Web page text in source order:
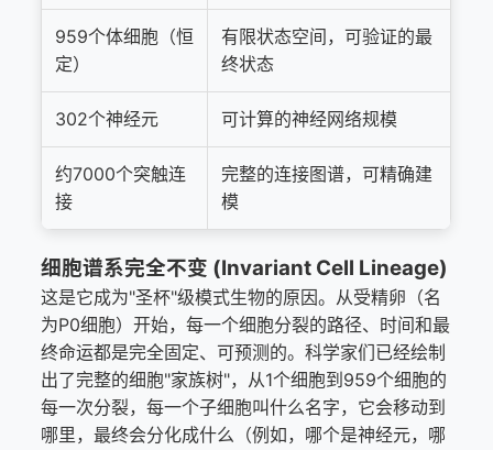
959个体细胞（恒
定）
有限状态空间，可验证的最
终状态
302个神经元 可计算的神经网络规模
约7000个突触连
接
完整的连接图谱，可精确建
模
细胞谱系完全不变 (Invariant Cell Lineage)
这是它成为"圣杯"级模式生物的原因。从受精卵（名
为P0细胞）开始，每一个细胞分裂的路径、时间和最
终命运都是完全固定、可预测的。科学家们已经绘制
出了完整的细胞"家族树"，从1个细胞到959个细胞的
每一次分裂，每一个子细胞叫什么名字，它会移动到
哪里，最终会分化成什么（例如，哪个是神经元，哪